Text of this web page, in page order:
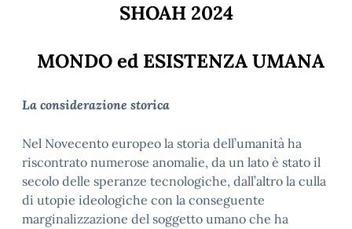
SHOAH 2024
MONDO ed ESISTENZA UMANA
La considerazione storica
Nel Novecento europeo la storia dell’umanità ha
riscontrato numerose anomalie, da un lato è stato il
secolo delle speranze tecnologiche, dall’altro la culla
di utopie ideologiche con la conseguente
marginalizzazione del soggetto umano che ha